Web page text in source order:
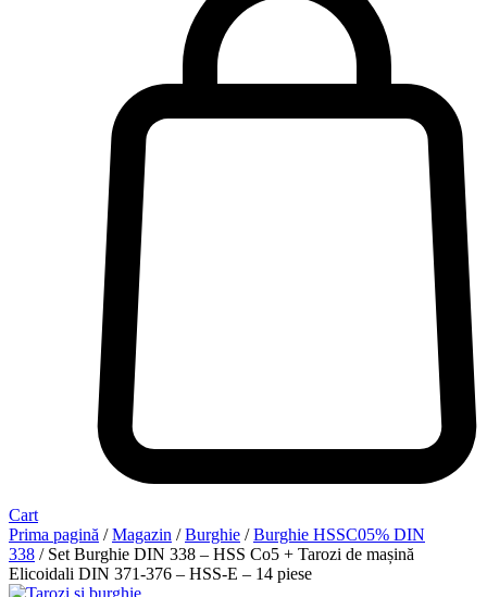
Cart
Prima pagină /Magazin /Burghie /Burghie HSSC05% DIN
338 / Set Burghie DIN 338 – HSS Co5 + Tarozi de mașină
Elicoidali DIN 371-376 – HSS-E – 14 piese